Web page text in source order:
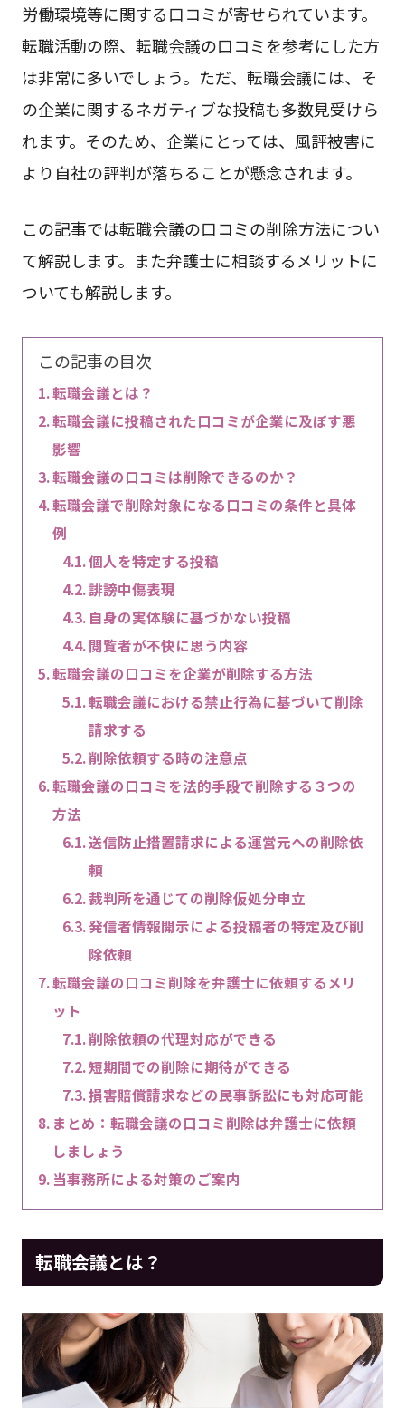
労働環境等に関する口コミが寄せられています。
転職活動の際、転職会議の口コミを参考にした方
は非常に多いでしょう。ただ、転職会議には、そ
の企業に関するネガティブな投稿も多数見受けら
れます。そのため、企業にとっては、風評被害に
より自社の評判が落ちることが懸念されます。
この記事では転職会議の口コミの削除方法につい
て解説します。また弁護士に相談するメリットに
ついても解説します。
この記事の目次
転職会議とは？
転職会議に投稿された口コミが企業に及ぼす悪
影響
転職会議の口コミは削除できるのか？
転職会議で削除対象になる口コミの条件と具体
例
個人を特定する投稿
誹謗中傷表現
自身の実体験に基づかない投稿
閲覧者が不快に思う内容
転職会議の口コミを企業が削除する方法
転職会議における禁止行為に基づいて削除
請求する
削除依頼する時の注意点
転職会議の口コミを法的手段で削除する３つの
方法
送信防止措置請求による運営元への削除依
頼
裁判所を通じての削除仮処分申立
発信者情報開示による投稿者の特定及び削
除依頼
転職会議の口コミ削除を弁護士に依頼するメリ
ット
削除依頼の代理対応ができる
短期間での削除に期待ができる
損害賠償請求などの民事訴訟にも対応可能
まとめ：転職会議の口コミ削除は弁護士に依頼
しましょう
当事務所による対策のご案内
転職会議とは？